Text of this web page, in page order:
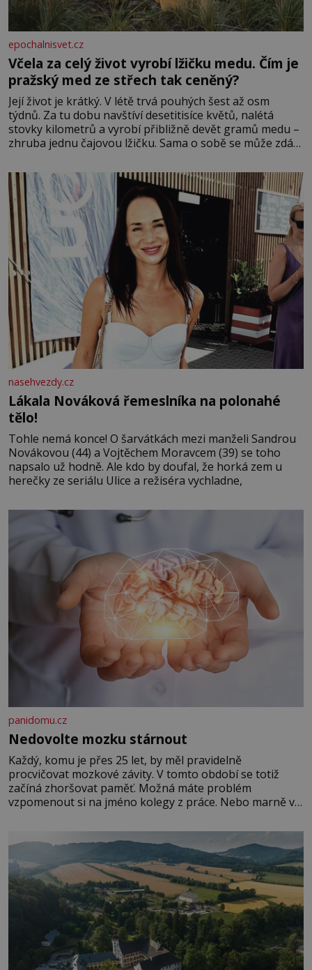
epochalnisvet.cz
Včela za celý život vyrobí lžičku medu. Čím je
pražský med ze střech tak ceněný?
Její život je krátký. V létě trvá pouhých šest až osm
týdnů. Za tu dobu navštíví desetitisíce květů, nalétá
stovky kilometrů a vyrobí přibližně devět gramů medu –
zhruba jednu čajovou lžičku. Sama o sobě se může zdát
tisíc příslušnic svého včelstva, vznikne jeden z
nejdokonalejších organismů
nasehvezdy.cz
Lákala Nováková řemeslníka na polonahé
tělo!
Tohle nemá konce! O šarvátkách mezi manželi Sandrou
Novákovou (44) a Vojtěchem Moravcem (39) se toho
napsalo už hodně. Ale kdo by doufal, že horká zem u
herečky ze seriálu Ulice a režiséra vychladne,
panidomu.cz
Nedovolte mozku stárnout
Každý, komu je přes 25 let, by měl pravidelně
procvičovat mozkové závity. V tomto období se totiž
začíná zhoršovat paměť. Možná máte problém
vzpomenout si na jméno kolegy z práce. Nebo marně v
Je to opravdu tak, s věkem jako kdyby se paměť
rozhodla stávkovat. Cvičte